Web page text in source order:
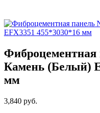
Камень (Белый)
мм
3,840 руб.